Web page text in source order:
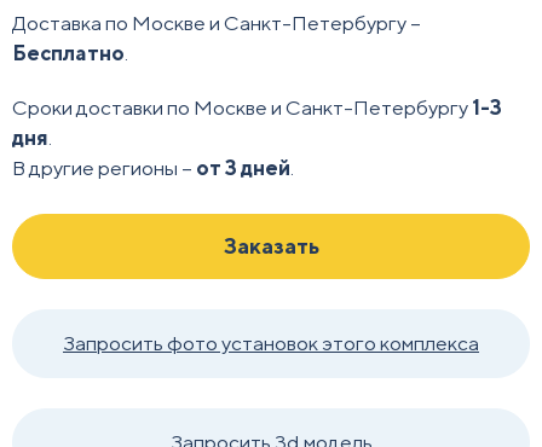
Доставка по Москве и Санкт-Петербургу –
Бесплатно.
Сроки доставки по Москве и Санкт-Петербургу 1-3
дня.
В другие регионы – от 3 дней.
Заказать
Запросить фото установок этого комплекса